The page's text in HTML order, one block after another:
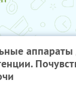
аппараты